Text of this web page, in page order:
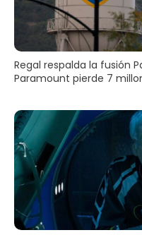
Regal respalda la fusión
Paramount pierde 7